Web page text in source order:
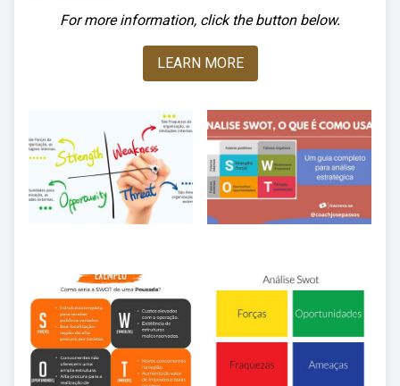
For more information, click the button below.
LEARN MORE